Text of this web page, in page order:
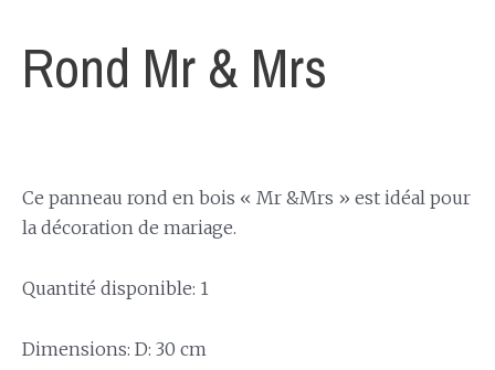
Rond Mr & Mrs
Ce panneau rond en bois « Mr &Mrs » est idéal pour
la décoration de mariage.
Quantité disponible: 1
Dimensions: D: 30 cm